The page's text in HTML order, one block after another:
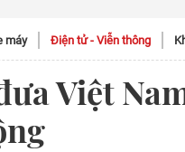
máy Điện tử - Viễn thông
Việt